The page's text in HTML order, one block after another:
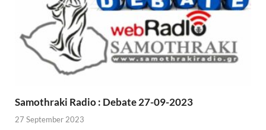
Samothraki Radio : Debate 27-09-2023
27 September 2023